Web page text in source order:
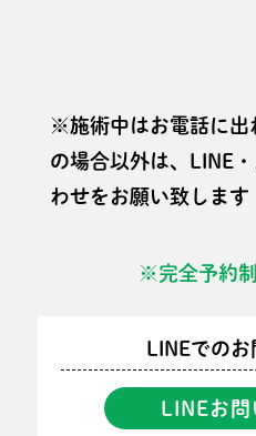
※施術中はお電話に出
の場合以外は、LINE
わせをお願い致します
※完全予約
LINEでの
LINEお問